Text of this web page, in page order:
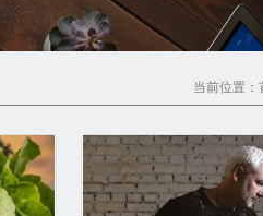
当前位置：